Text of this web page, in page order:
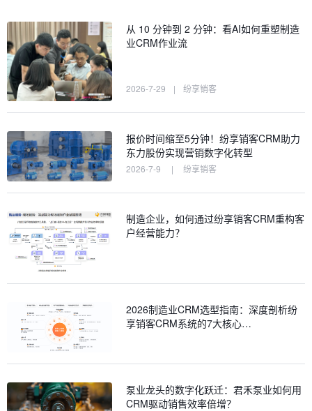
从 10 分钟到 2 分钟：看AI如何重塑制造
业CRM作业流
2026-7-29 | 纷享销客
报价时间缩至5分钟！纷享销客CRM助力
东力股份实现营销数字化转型
2026-7-9 | 纷享销客
制造企业，如何通过纷享销客CRM重构客
户经营能力？
2026制造业CRM选型指南：深度剖析纷
享销客CRM系统的7大核心…
泵业龙头的数字化跃迁：君禾泵业如何用
CRM驱动销售效率倍增？